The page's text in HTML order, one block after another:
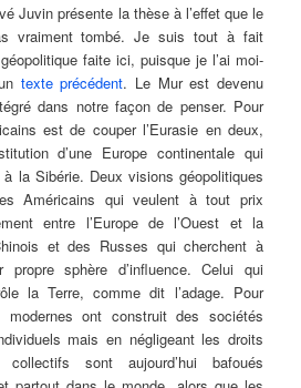
Juvin présente la thèse à l’effet que le
vraiment tombé. Je suis tout à fait
faite ici, puisque je l’ai moi-
texte précédent. Le Mur est devenu
dans notre façon de penser. Pour
est de couper l’Eurasie en deux,
d’une Europe continentale qui
à la Sibérie. Deux visions géopolitiques
Américains qui veulent à tout prix
entre l’Europe de l’Ouest et la
et des Russes qui cherchent à
sphère d’influence. Celui qui
la Terre, comme dit l’adage. Pour
ont construit des sociétés
mais en négligeant les droits
sont aujourd’hui bafoués